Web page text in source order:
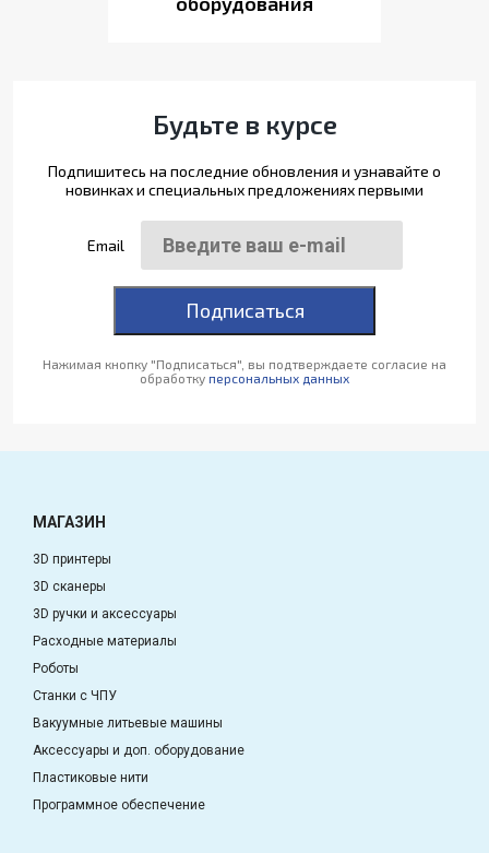
Будьте в курсе
Подпишитесь на последние обновления и узнавайте о
новинках и специальных предложениях первыми
Email
Подписаться
Нажимая кнопку "Подписаться", вы подтверждаете согласие на
обработку персональных данных
МАГАЗИН
3D принтеры
3D сканеры
3D ручки и аксессуары
Расходные материалы
Роботы
Станки с ЧПУ
Вакуумные литьевые машины
Аксессуары и доп. оборудование
Пластиковые нити
Программное обеспечение